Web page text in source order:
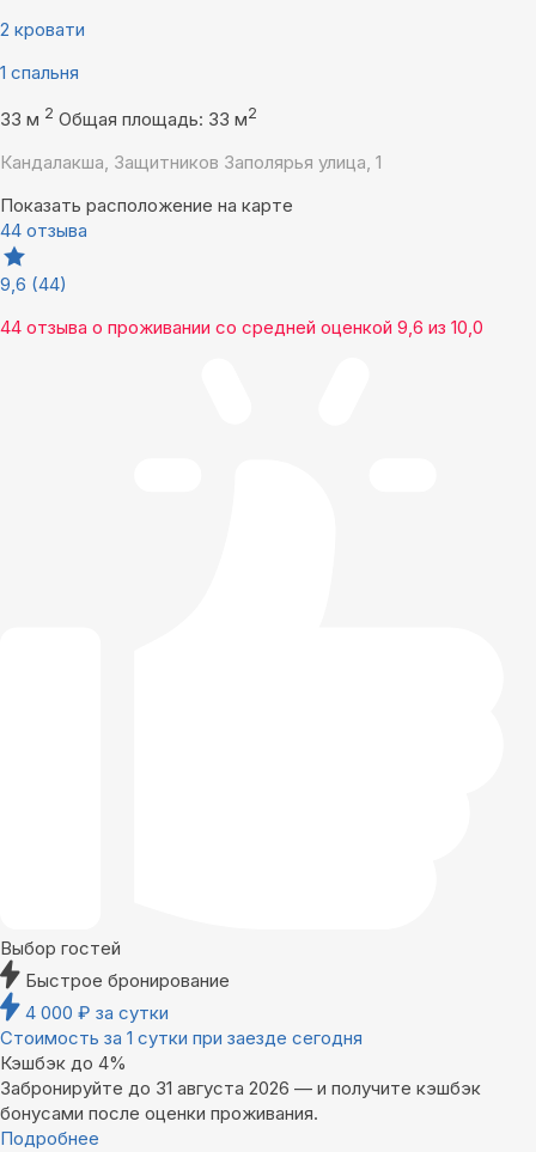
2 кровати
1 спальня
33 м 2 Общая площадь: 33 м2
Кандалакша, Защитников Заполярья улица, 1
Показать расположение на карте
44 отзыва
9,6 (44)
44 отзыва о проживании со средней оценкой 9,6 из 10,0
Выбор гостей
Быстрое бронирование
4 000 ₽ за сутки
Стоимость за 1 сутки при заезде сегодня
Кэшбэк до 4%
Забронируйте до 31 августа 2026 — и получите кэшбэк
бонусами после оценки проживания.
Подробнее